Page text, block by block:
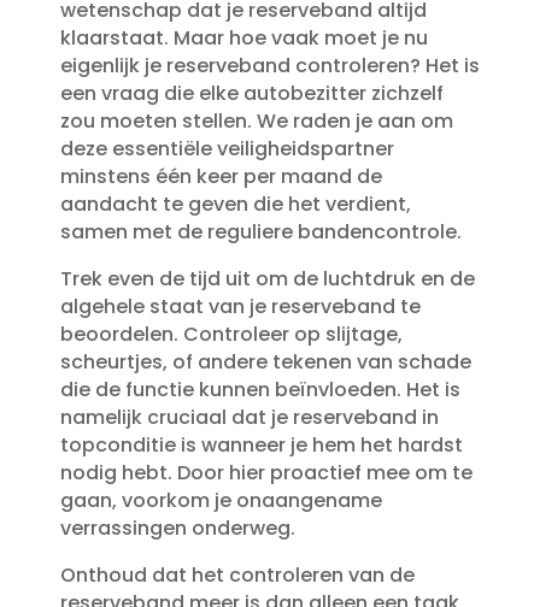
wetenschap dat je reserveband altijd
klaarstaat.​ Maar hoe vaak moet je nu
eigenlijk je reserveband controleren? Het is
een vraag die elke autobezitter zichzelf
zou moeten stellen.​ We raden je aan om
deze essentiële veiligheidspartner
minstens één keer per maand de
aandacht te geven die het verdient,
samen met de reguliere bandencontrole.​
Trek even de tijd uit om de luchtdruk en de
algehele staat van je reserveband te
beoordelen.​ Controleer op slijtage,
scheurtjes, of andere tekenen van schade
die de functie kunnen beïnvloeden.​ Het is
namelijk cruciaal dat je reserveband in
topconditie is wanneer je hem het hardst
nodig hebt.​ Door hier proactief mee om te
gaan, voorkom je onaangename
verrassingen onderweg.​
Onthoud dat het controleren van de